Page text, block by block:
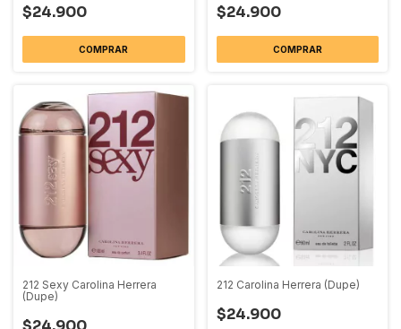
$24.900
COMPRAR
$24.900
COMPRAR
212 Sexy Carolina Herrera
(Dupe)
212 Carolina Herrera (Dupe)
$24.900